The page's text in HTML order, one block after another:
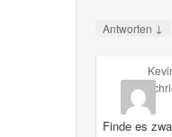
Antworten ↓
Finde es